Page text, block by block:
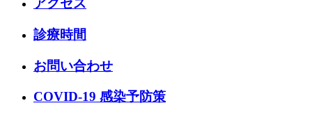
アクセス
診療時間
お問い合わせ
COVID-19 感染予防策